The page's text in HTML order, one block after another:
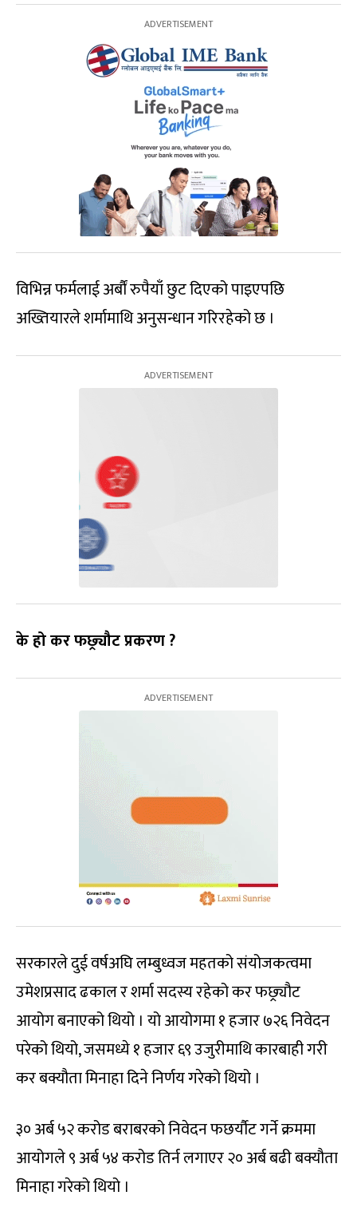
विभिन्न फर्मलाई अर्बौं रुपैयाँ छुट दिएको पाइएपछि
अख्तियारले शर्मामाथि अनुसन्धान गरिरहेको छ ।
के हो कर फछ्र्यौट प्रकरण ?
सरकारले दुई वर्षअघि लम्बुध्वज महतको संयोजकत्वमा
उमेशप्रसाद ढकाल र शर्मा सदस्य रहेको कर फछ्र्यौट
आयोग बनाएको थियो । यो आयोगमा १ हजार ७२६ निवेदन
परेको थियो, जसमध्ये १ हजार ६९ उजुरीमाथि कारबाही गरी
कर बक्यौता मिनाहा दिने निर्णय गरेको थियो ।
३० अर्ब ५२ करोड बराबरको निवेदन फछर्यौट गर्ने क्रममा
आयोगले ९ अर्ब ५४ करोड तिर्न लगाएर २० अर्ब बढी बक्यौता
मिनाहा गरेको थियो ।